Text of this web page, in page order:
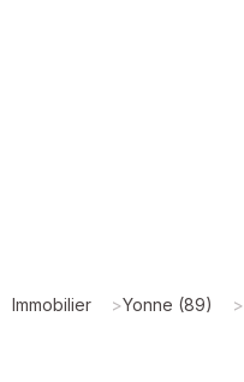
Immobilier >Yonne (89) >